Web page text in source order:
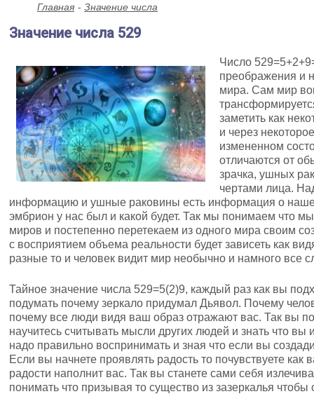
Главная Значение числа
Значение числа 529
Число
преображения и
мира. Сам мир
заметить как
и через
измененном
отличаются от
зрачка, ушных
чертами лица.
информацию и ушные раковины есть информация о
эмбрион у нас был и какой будет. Так мы понимаем что
миров и постепенно перетекаем из одного мира своим
с восприятием объема реальности будет зависеть как
разные то и человек видит мир необычно и намного все
Тайное значение числа 529=5(2)9, каждый раз как вы
подумать почему зеркало придумал Дьявол. Почему
почему все люди видя ваш образ отражают вас. Так вы
научитесь считывать мысли других людей и знать что вы
надо правильно воспринимать и зная что если вы
Если вы начнете проявлять радость то почувствуете как
радости наполнит вас. Так вы станете сами себя
понимать что призывая то существо из зазеркалья